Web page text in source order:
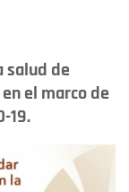
salud de
el marco de
19.